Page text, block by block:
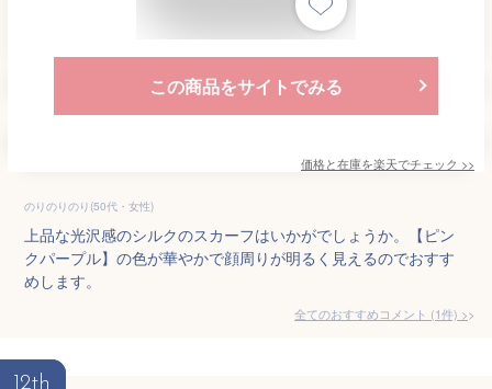
この商品をサイトでみる
価格と在庫を楽天でチェック >>
のりのりのり(50代・女性)
上品な光沢感のシルクのスカーフはいかがでしょうか。【ピン
クパープル】の色が華やかで顔周りが明るく見えるのでおすす
めします。
全てのおすすめコメント (1件) >
12th